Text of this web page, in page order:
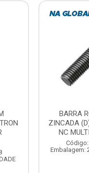
JOMARCA
Embalagem: